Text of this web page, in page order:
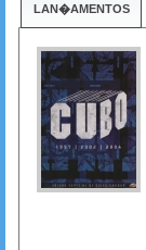
LAN�AMENTOS